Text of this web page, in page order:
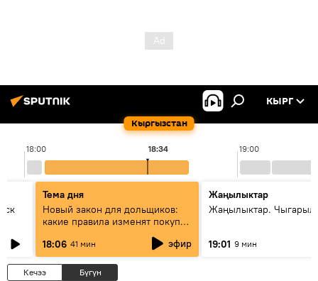
Кыргызстан
КЫРГ
18:00 19:00
18:34
Тема дня
Новый закон для дольщиков:
какие правила изменят покупку
18:06 41 мин эфир
Жаңылыктар
Жаңылыктар.
19:01 9 мин
Кечээ Бүгүн